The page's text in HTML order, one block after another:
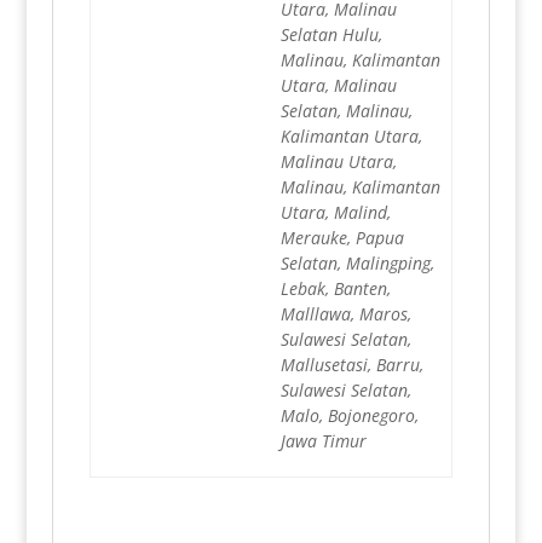
Utara, Malinau
Selatan Hulu,
Malinau, Kalimantan
Utara, Malinau
Selatan, Malinau,
Kalimantan Utara,
Malinau Utara,
Malinau, Kalimantan
Utara, Malind,
Merauke, Papua
Selatan, Malingping,
Lebak, Banten,
Malllawa, Maros,
Sulawesi Selatan,
Mallusetasi, Barru,
Sulawesi Selatan,
Malo, Bojonegoro,
Jawa Timur